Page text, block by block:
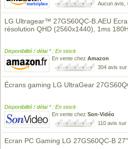
Aucun avis,
LG Ultragear™ 27GS60QC-B.AEU
résolution QHD (2560x1440), 1ms
Disponibilité / délai * : En stock
En vente chez Amazon
304 avis
Écrans gaming LG UltraGear
Disponibilité / délai * : En stock
En vente chez Son-Vidéo
110 avis
Ecran PC Gaming LG 27GS60QC-B